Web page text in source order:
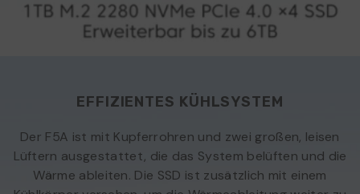
EFFIZIENTES KÜHLSYSTEM
Der F5A ist mit Kupferrohren und zwei großen, leisen
Lüftern ausgestattet, die das System belüften und die
Wärme ableiten. Die SSD ist zusätzlich mit einem